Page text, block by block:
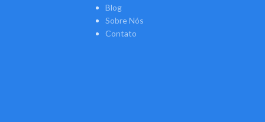
Blog
Sobre Nós
Contato